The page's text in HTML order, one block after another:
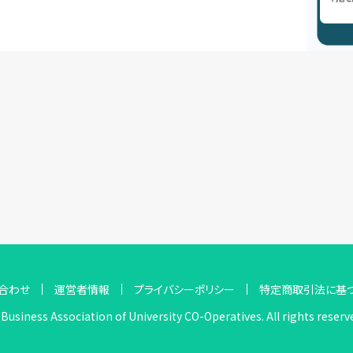
わせ 運営者情報 プライバシーポリシー
特定商取引法に基
Association of University CO-Operatives. All rights